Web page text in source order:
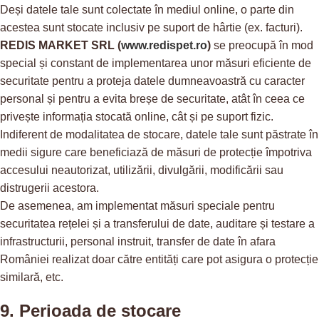
Deși datele tale sunt colectate în mediul online, o parte din
acestea sunt stocate inclusiv pe suport de hârtie (ex. facturi).
REDIS MARKET SRL (www.redispet.ro) se preocupă în mod
special și constant de implementarea unor măsuri eficiente de
securitate pentru a proteja datele dumneavoastră cu caracter
personal și pentru a evita breșe de securitate, atât în ceea ce
privește informația stocată online, cât și pe suport fizic.
Indiferent de modalitatea de stocare, datele tale sunt păstrate în
medii sigure care beneficiază de măsuri de protecție împotriva
accesului neautorizat, utilizării, divulgării, modificării sau
distrugerii acestora.
De asemenea, am implementat măsuri speciale pentru
securitatea rețelei și a transferului de date, auditare și testare a
infrastructurii, personal instruit, transfer de date în afara
României realizat doar către entități care pot asigura o protecție
similară, etc.
9. Perioada de stocare